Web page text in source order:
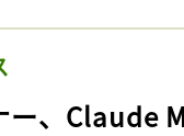
ー、Claude